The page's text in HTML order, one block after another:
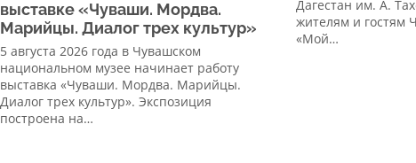
выставке «Чуваши. Мордва.
Марийцы. Диалог трех культур»
5 августа 2026 года в Чувашском
национальном музее начинает работу
выставка «Чуваши. Мордва. Марийцы.
Диалог трех культур». Экспозиция
построена на…
Дагестан им. А.
жителям и гостям
«Мой…